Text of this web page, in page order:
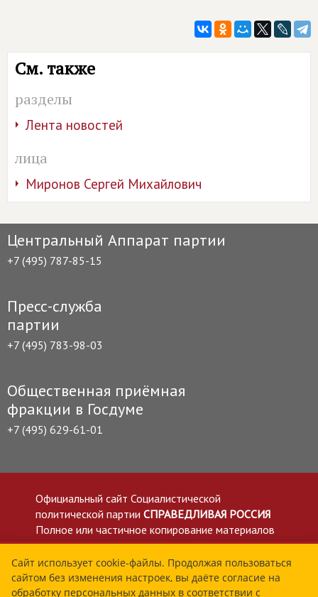
См. также
разделы
Лента новостей
лица
Миронов Сергей Михайлович
Центральный Аппарат партии
+7 (495) 787-85-15
Пресс-служба
партии
+7 (495) 783-98-03
Общественная приёмная
фракции в Госдуме
+7 (495) 629-61-01
Официальный сайт Социалистической
политической партии СПРАВЕДЛИВАЯ РОССИЯ
Полное или частичное копирование материалов
приветствуется со ссылкой на сайт spravedlivo.ru
Политика в отношении обработки персональных
данных
Все материалы сайта spravedlivo.ru доступны по
Сайт использует cookie-файлы. Продолжая пользоваться
сайтом без изменения настроек, вы даёте согласие на
обработку персональных данных в соответствии с